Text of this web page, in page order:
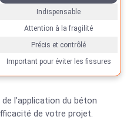
Indispensable
Attention à la fragilité
Précis et contrôlé
Important pour éviter les fissures
l’application du béton
de votre projet.